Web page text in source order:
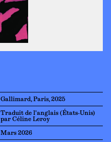
Gallimard, Paris, 2025
Traduit de l'anglais (États-Unis)
par Céline Leroy
Mars 2026